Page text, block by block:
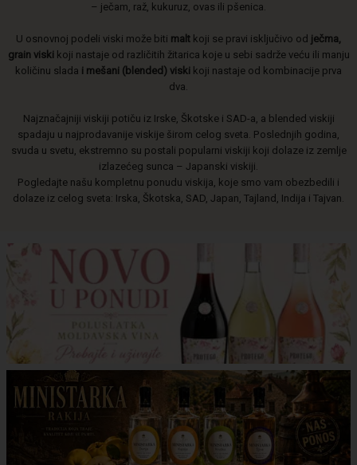
– ječam, raž, kukuruz, ovas ili pšenica.
U osnovnoj podeli viski može biti malt koji se pravi isključivo od ječma,
grain viski koji nastaje od različitih žitarica koje u sebi sadrže veću ili manju
količinu slada i mešani (blended) viski koji nastaje od kombinacije prva
dva.
Najznačajniji viskiji potiču iz Irske, Škotske i SAD-a, a blended viskiji
spadaju u najprodavanije viskije širom celog sveta. Poslednjih godina,
svuda u svetu, ekstremno su postali popularni viskiji koji dolaze iz zemlje
izlazećeg sunca – Japanski viskiji.
Pogledajte našu kompletnu ponudu viskija, koje smo vam obezbedili i
dolaze iz celog sveta: Irska, Škotska, SAD, Japan, Tajland, Indija i Tajvan.